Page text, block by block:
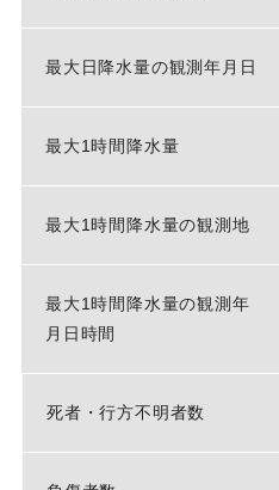
最大日降水量の観測年月日
最大1時間降水量
最大1時間降水量の観測地
最大1時間降水量の観測年
月日時間
死者・行方不明者数